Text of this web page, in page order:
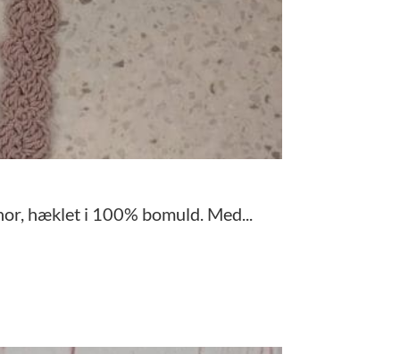
hæklet i 100% bomuld. Med...